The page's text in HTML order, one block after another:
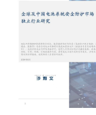
餐饮与新零售
资本市场顾问服
企业咨询服务
传媒中心
公司动态
活动